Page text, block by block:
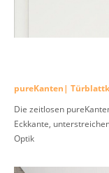
pureKanten|
Die zeitlosen
Eckkante,
Optik